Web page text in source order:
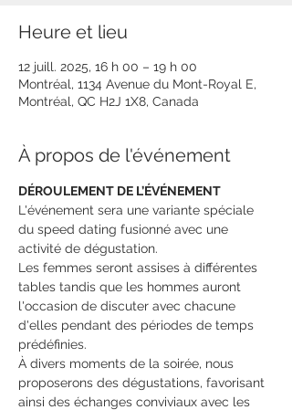
Heure et lieu
12 juill. 2025, 16 h 00 – 19 h 00
Montréal, 1134 Avenue du Mont-Royal E,
Montréal, QC H2J 1X8, Canada
À propos de l'événement
DÉROULEMENT DE L’ÉVÉNEMENT
L'événement sera une variante spéciale
du speed dating fusionné avec une
activité de dégustation.
Les femmes seront assises à différentes
tables tandis que les hommes auront
l'occasion de discuter avec chacune
d'elles pendant des périodes de temps
prédéfinies.
À divers moments de la soirée, nous
proposerons des dégustations, favorisant
ainsi des échanges conviviaux avec les